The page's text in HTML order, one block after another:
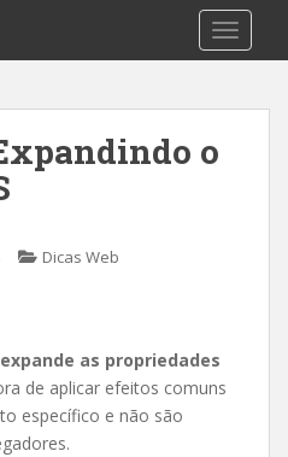
o
Dicas Web
expande as propriedades
de aplicar efeitos comuns
específico e não são